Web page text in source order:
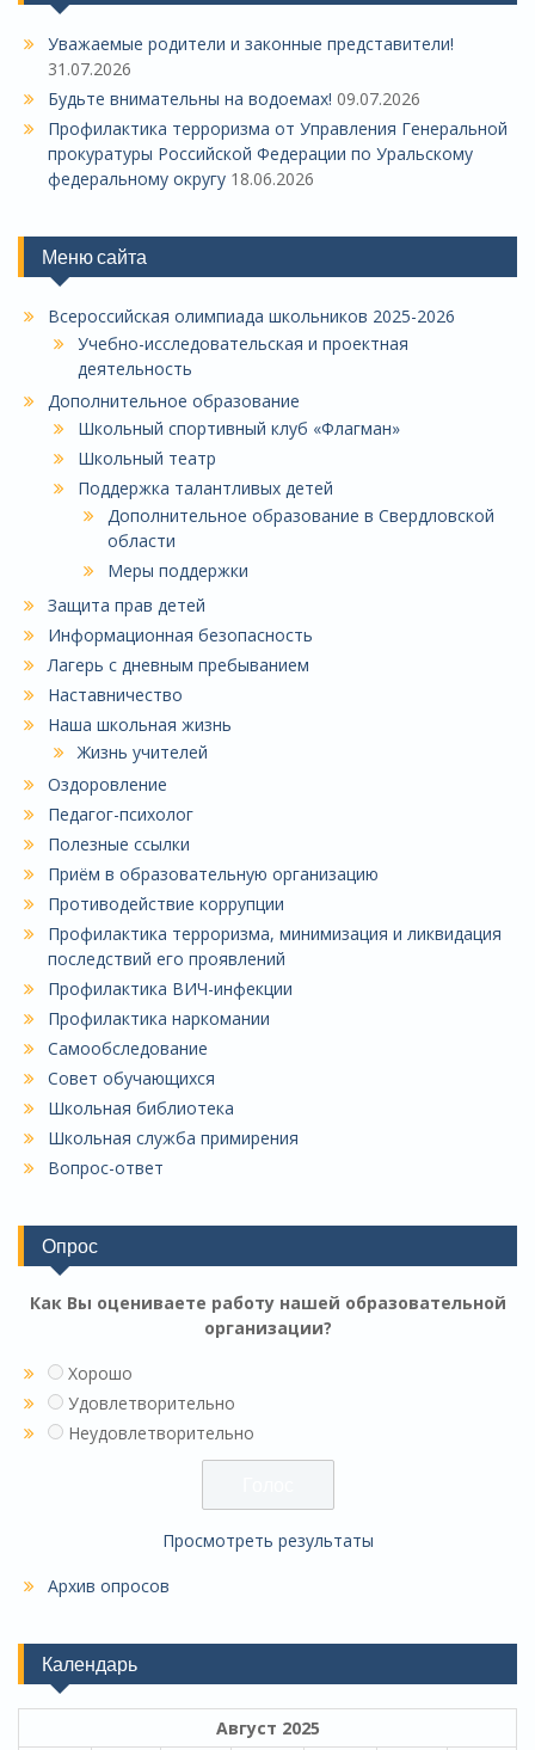
Уважаемые родители и законные представители!
31.07.2026
Будьте внимательны на водоемах! 09.07.2026
Профилактика терроризма от Управления Генеральной
прокуратуры Российской Федерации по Уральскому
федеральному округу 18.06.2026
Меню сайта
Всероссийская олимпиада школьников 2025-2026
Учебно-исследовательская и проектная
деятельность
Дополнительное образование
Школьный спортивный клуб «Флагман»
Школьный театр
Поддержка талантливых детей
Дополнительное образование в Свердловской
области
Меры поддержки
Защита прав детей
Информационная безопасность
Лагерь с дневным пребыванием
Наставничество
Наша школьная жизнь
Жизнь учителей
Оздоровление
Педагог-психолог
Полезные ссылки
Приём в образовательную организацию
Противодействие коррупции
Профилактика терроризма, минимизация и ликвидация
последствий его проявлений
Профилактика ВИЧ-инфекции
Профилактика наркомании
Самообследование
Совет обучающихся
Школьная библиотека
Школьная служба примирения
Вопрос-ответ
Опрос
Как Вы оцениваете работу нашей образовательной
организации?
Хорошо
Удовлетворительно
Неудовлетворительно
Просмотреть результаты
Архив опросов
Календарь
Август 2025